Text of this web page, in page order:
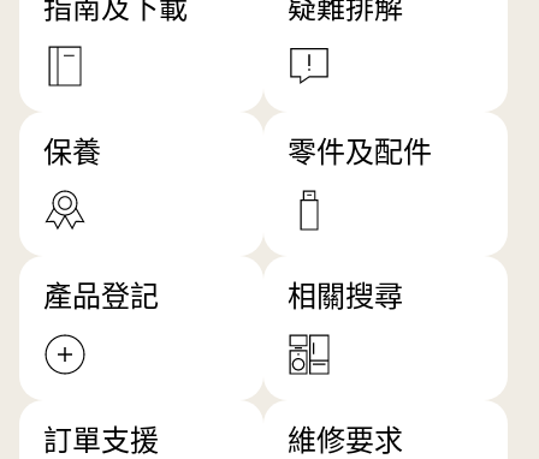
指南及下載 疑難排解
保養 零件及配件
產品登記 相關搜尋
訂單支援 維修要求